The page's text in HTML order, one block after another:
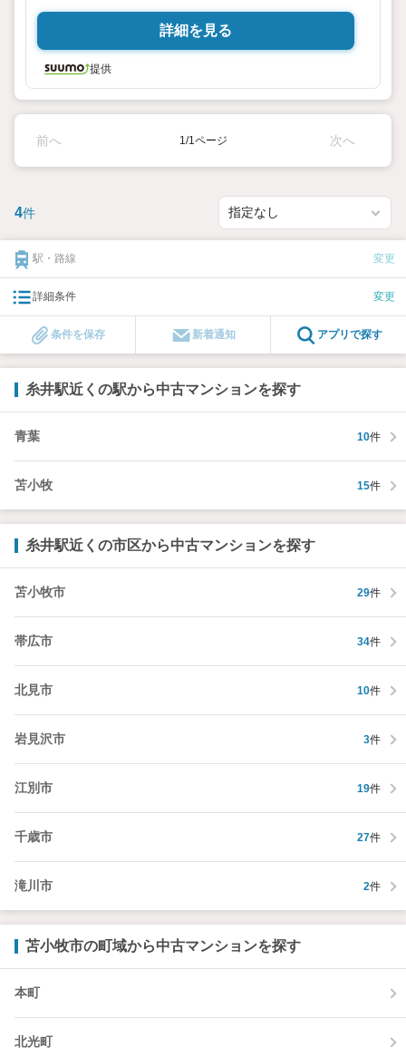
詳細を見る
提供
前へ 1/1ページ 次へ
4件
駅・路線 変更
詳細条件 変更
条件を保存 新着通知 アプリで探す
糸井駅近くの駅から中古マンションを探す
青葉 10件
苫小牧 15件
糸井駅近くの市区から中古マンションを探す
苫小牧市 29件
帯広市 34件
北見市 10件
岩見沢市 3件
江別市 19件
千歳市 27件
滝川市 2件
苫小牧市の町域から中古マンションを探す
本町
北光町